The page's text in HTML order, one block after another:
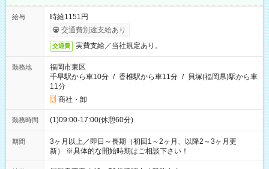
給与
時給1151円
交通費別途支給あり
交通費 実費支給／当社規定あり。
勤務地
福岡市東区
千早駅から車10分 / 香椎駅から車11分 / 貝塚(福岡県)駅から車
11分
商社・卸
勤務時間 (1)09:00-17:00(休憩60分)
期間
3ヶ月以上／即日～長期（初回1～2ヶ月、以降2～3ヶ月更
新） ※具体的な開始時期はご相談下さい！